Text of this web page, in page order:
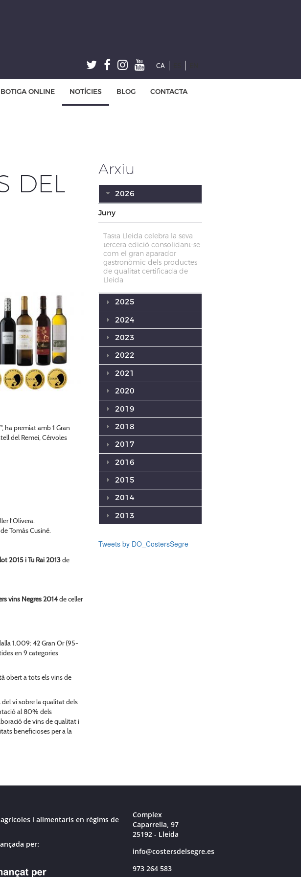
BOTIGA ONLINE NOTÍCIES BLOG CONTACTA
CA
DEL
ha premiat amb 1 Gran
del Remei, Cérvoles
l’Olivera.
de Tomàs Cusiné.
2015 i Tu Rai 2013de
vins Negres 2014de celler
1.009: 42 Gran Or (95-
en 9 categories
obert a tots els vins de
vi sobre la qualitat dels
al 80% dels
de vins de qualitat i
beneficioses per a la
Arxiu
2026
Juny
Tasta Lleida celebra la seva
tercera edició consolidant-se
com el gran aparador
gastronòmic dels productes
de qualitat certificada de
Lleida
2025
2024
2023
2022
2021
2020
2019
2018
2017
2016
2015
2014
2013
Tweets by DO_CostersSegre
i alimentaris en règims de
per:
Complex
Caparrella, 97
25192 - Lleida
info@costersdelsegre.es
973 264 583